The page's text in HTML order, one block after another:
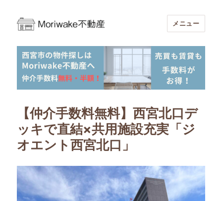
Moriwake不動産-西宮市周辺の不動産
売買・賃貸仲介手数料無料・半額
メニュー
【仲介手数料無料】西宮北口デ
ッキで直結×共用施設充実「ジ
オエント西宮北口」